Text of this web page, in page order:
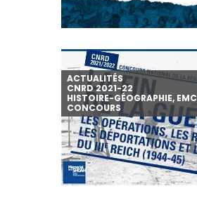
ACTUALITÉS
CNRD 2021-22
HISTOIRE-GÉOGRAPHIE, EMC
CONCOURS